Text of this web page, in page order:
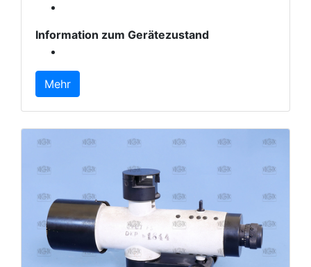
Information zum Gerätezustand
Mehr